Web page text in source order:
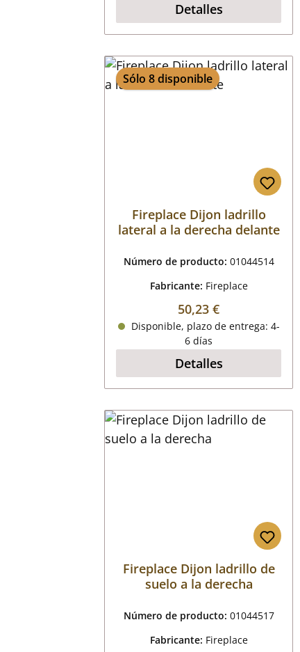
Detalles
Sólo 8 disponible
Fireplace Dijon ladrillo
lateral a la derecha delante
Número de producto: 01044514
Fabricante: Fireplace
Precio normal:
50,23 €
Disponible, plazo de entrega: 4-
6 días
Detalles
Fireplace Dijon ladrillo de
suelo a la derecha
Número de producto: 01044517
Fabricante: Fireplace